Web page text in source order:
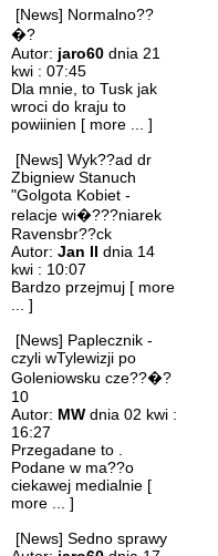
[News] Normalno??
�?
Autor: jaro60 dnia 21
kwi : 07:45
Dla mnie, to Tusk jak
wroci do kraju to
powiinien [ more ... ]
[News] Wyk??ad dr
Zbigniew Stanuch
"Golgota Kobiet -
relacje wi�???niarek
Ravensbr??ck
Autor: Jan II dnia 14
kwi : 10:07
Bardzo przejmuj [ more
... ]
[News] Paplecznik -
czyli wTylewizji po
Goleniowsku cze??�?
10
Autor: MW dnia 02 kwi :
16:27
Przegadane to .
Podane w ma??o
ciekawej medialnie [
more ... ]
[News] Sedno sprawy